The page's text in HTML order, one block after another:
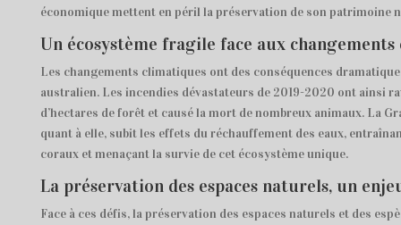
économique mettent en péril la préservation de son patrimoine
Un écosystème fragile face aux
Les changements climatiques ont des conséquences
australien. Les incendies dévastateurs de 2019-2020 ont ainsi
d’hectares de forêt et causé la mort de nombreux animaux. La
quant à elle, subit les effets du réchauffement des eaux,
coraux et menaçant la survie de cet écosystème unique.
La préservation des espaces naturels, un
Face à ces défis, la préservation des espaces naturels et des